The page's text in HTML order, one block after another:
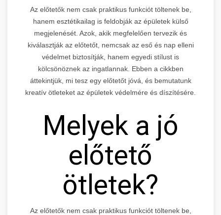
Az előtetők nem csak praktikus funkciót töltenek be,
hanem esztétikailag is feldobják az épületek külső
megjelenését. Azok, akik megfelelően tervezik és
kiválasztják az előtetőt, nemcsak az eső és nap elleni
védelmet biztosítják, hanem egyedi stílust is
kölcsönöznek az ingatlannak. Ebben a cikkben
áttekintjük, mi tesz egy előtetőt jóvá, és bemutatunk
kreatív ötleteket az épületek védelmére és díszítésére.
Melyek a jó
előtető
ötletek?
Az előtetők nem csak praktikus funkciót töltenek be,